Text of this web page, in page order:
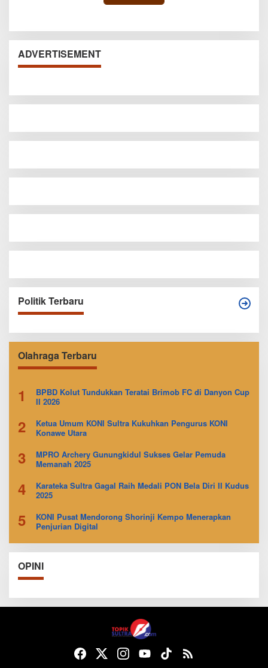
ADVERTISEMENT
Politik Terbaru
Olahraga Terbaru
1
BPBD Kolut Tundukkan Teratai Brimob FC di Danyon Cup
II 2026
2
Ketua Umum KONI Sultra Kukuhkan Pengurus KONI
Konawe Utara
3
MPRO Archery Gunungkidul Sukses Gelar Pemuda
Memanah 2025
4
Karateka Sultra Gagal Raih Medali PON Bela Diri II Kudus
2025
5
KONI Pusat Mendorong Shorinji Kempo Menerapkan
Penjurian Digital
OPINI